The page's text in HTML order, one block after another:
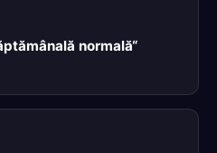
normală“